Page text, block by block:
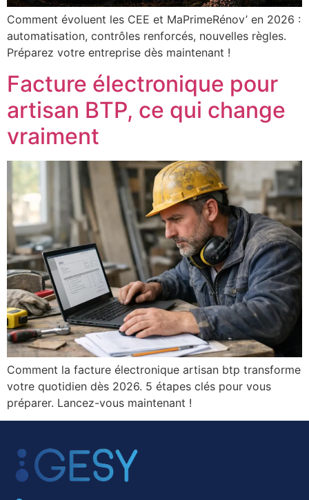
Comment évoluent les CEE et MaPrimeRénov’ en 2026 :
automatisation, contrôles renforcés, nouvelles règles.
Préparez votre entreprise dès maintenant !
Facture électronique pour
artisan BTP, ce qui change
vraiment
Comment la facture électronique artisan btp transforme
votre quotidien dès 2026. 5 étapes clés pour vous
préparer. Lancez-vous maintenant !